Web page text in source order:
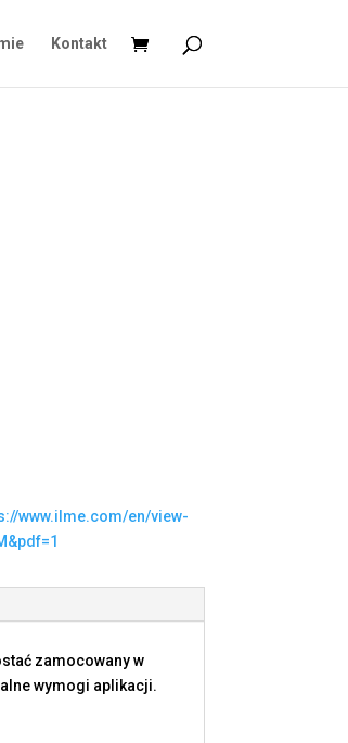
Kontakt
www.ilme.com/en/view-
zamocowany w
wymogi aplikacji.